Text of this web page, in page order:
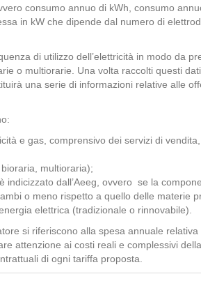
consumo annuo di kWh, consumo
in kW che dipende dal numero di
di utilizzo dell’elettricità in modo da
o multiorarie. Una volta raccolti questi
una serie di informazioni relative alle
e gas, comprensivo dei servizi di
multioraria);
indicizzato dall’Aeeg, ovvero se la
o meno rispetto a quello delle materie
elettrica (tradizionale o rinnovabile).
si riferiscono alla spesa annuale
attenzione ai costi reali e complessivi
di ogni tariffa proposta.